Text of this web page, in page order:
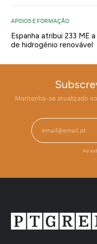
APOIOS E FORMAÇÃO
Espanha atribui 233 ME
de hidrogénio renovável
Mantenha-se atualizado
Ao